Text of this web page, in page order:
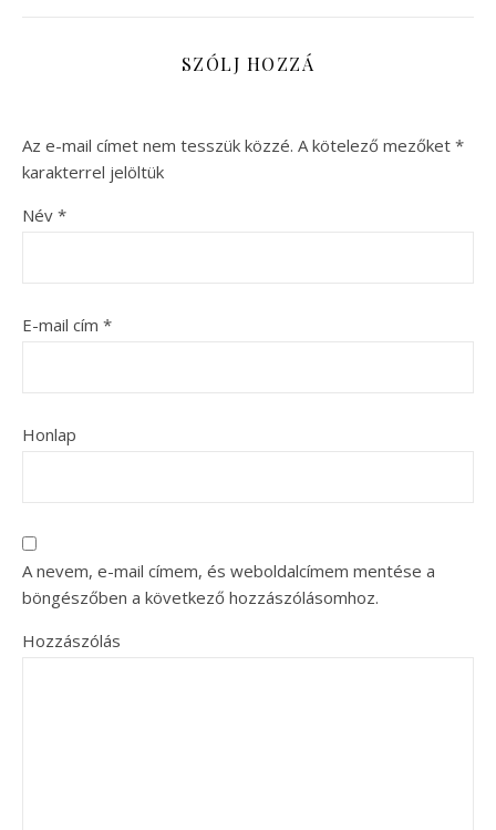
SZÓLJ HOZZÁ
Az e-mail címet nem tesszük közzé. A kötelező mezőket *
karakterrel jelöltük
Név *
E-mail cím *
Honlap
A nevem, e-mail címem, és weboldalcímem mentése a
böngészőben a következő hozzászólásomhoz.
Hozzászólás